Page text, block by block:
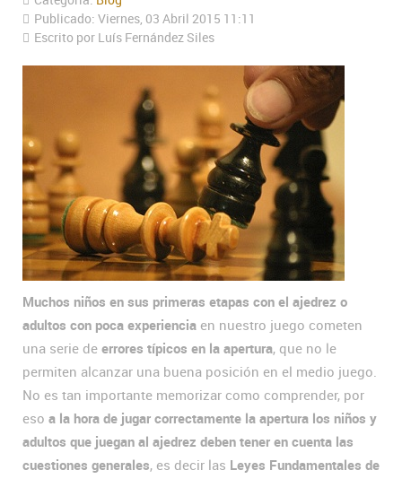
Publicado: Viernes, 03 Abril 2015 11:11
Escrito por Luís Fernández Siles
Muchos niños en sus primeras etapas con el ajedrez o
adultos con poca experiencia en nuestro juego cometen
una serie de errores típicos en la apertura, que no le
permiten alcanzar una buena posición en el medio juego.
No es tan importante memorizar como comprender, por
eso a la hora de jugar correctamente la apertura los niños y
adultos que juegan al ajedrez deben tener en cuenta las
cuestiones generales, es decir las Leyes Fundamentales de